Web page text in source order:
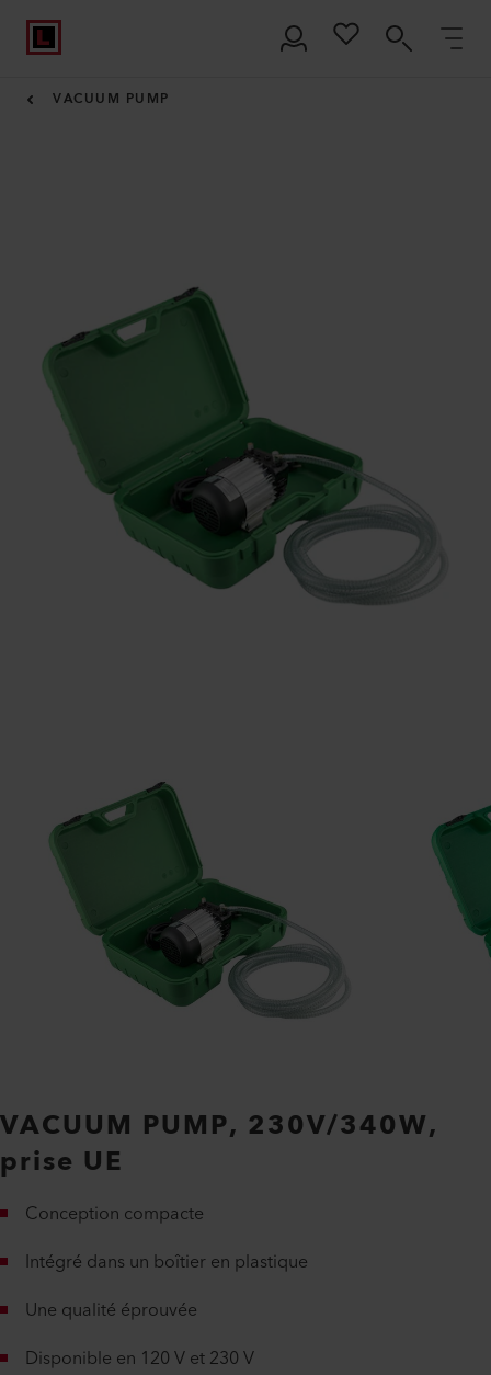
VACUUM PUMP
VACUUM PUMP, 230V/340W,
prise UE
Conception compacte
Intégré dans un boîtier en plastique
Une qualité éprouvée
Disponible en 120 V et 230 V